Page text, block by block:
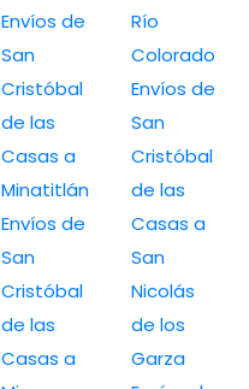
Envíos de
San
Cristóbal
de las
Casas a
Minatitlán
Envíos de
San
Cristóbal
de las
Casas a
Río
Colorado
Envíos de
San
Cristóbal
de las
Casas a
San
Nicolás
de los
Garza